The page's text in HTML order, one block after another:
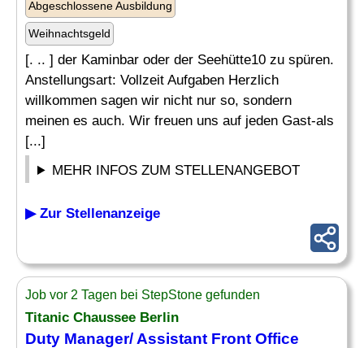
Abgeschlossene Ausbildung
Weihnachtsgeld
[. .. ] der Kaminbar oder der Seehütte10 zu spüren.
Anstellungsart: Vollzeit Aufgaben Herzlich
willkommen sagen wir nicht nur so, sondern
meinen es auch. Wir freuen uns auf jeden Gast-als
[...]
MEHR INFOS ZUM STELLENANGEBOT
▶ Zur Stellenanzeige
Job vor 2 Tagen bei StepStone gefunden
Titanic Chaussee Berlin
Duty Manager/ Assistant Front Office